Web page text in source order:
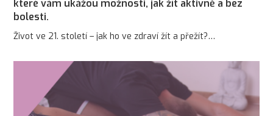
které vám ukážou možnosti, jak žít aktivně a bez
bolesti.
Život ve 21. století – jak ho ve zdraví žít a přežít?…